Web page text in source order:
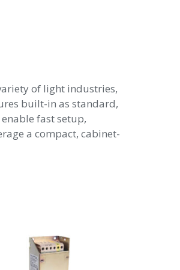
of light industries,
built-in as standard,
fast setup,
a compact, cabinet-